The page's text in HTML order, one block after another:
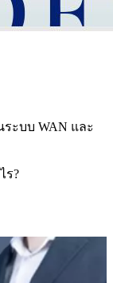
ะบบ WAN และ
ร?